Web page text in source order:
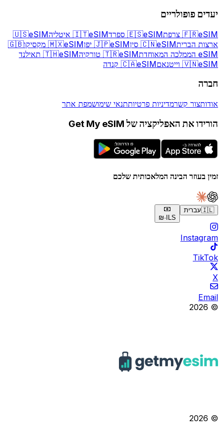
יעדים פופולריים
🇫🇷eSIM צרפת 🇪🇸eSIM ספרד 🇮🇹eSIM איטליה 🇺🇸eSIM
ארצות הברית
🇨🇳eSIM סין 🇯🇵eSIM יפן 🇲🇽eSIM מקסיקו
🇬🇧
eSIM הממלכה המאוחדת
🇹🇷eSIM טורקיה 🇹🇭eSIM תאילנד
🇻🇳eSIM וייטנאם 🇨🇦eSIM קנדה
חברה
אודותצור קשרמדיניות פרטיותתנאי שימושמפת אתר
הורידו את האפליקציה של Get My eSIM
זמין בעוזר הבינה המלאכותית שלכם
🇮🇱עברית
ILS
·
₪
Instagram
TikTok
X
Email
© 2026
© 2026